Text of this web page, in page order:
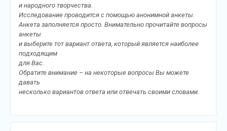
и народного творчества.
Исследование проводится с помощью анонимной анкеты.
Анкета заполняется просто. Внимательно прочитайте вопросы
анкеты
и выберите тот вариант ответа, который является наиболее
подходящим
для Вас.
Обратите внимание – на некоторые вопросы Вы можете
давать
несколько вариантов ответа или отвечать своими словами.